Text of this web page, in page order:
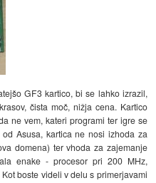
GF3 kartico, bi se lahko izrazil,
čista moč, nižja cena. Kartico
ne vem, kateri programi ter igre se
Asusa, kartica ne nosi izhoda za
domena) ter vhoda za zajemanje
enake - procesor pri 200 MHz,
boste videli v delu s primerjavami